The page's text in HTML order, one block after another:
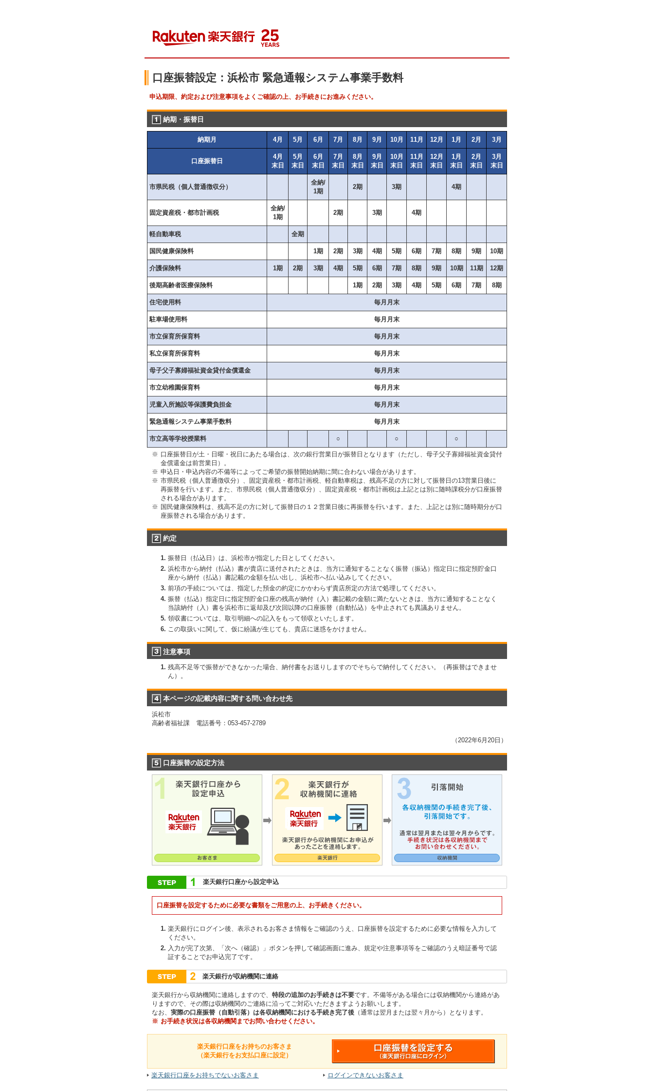
口座振替設定：浜松市 緊急通報システム事業手数料
申込期限、約定および注意事項をよくご確認の上、お手続きにお進みください。
納期・振替日
納期月 4月 5月 6月 7月 8月 9月 10月 11月 12月 1月 2月 3月
口座振替日
4月
末日
5月
末日
6月
末日
7月
末日
8月
末日
9月
末日
10月
末日
11月
末日
12月
末日
1月
末日
2月
末日
3月
末日
市県民税（個人普通徴収分）
全納/
1期
2期 3期 4期
固定資産税・都市計画税
全納/
1期
2期 3期 4期
軽自動車税 全期
国民健康保険料 1期 2期 3期 4期 5期 6期 7期 8期 9期 10期
介護保険料 1期 2期 3期 4期 5期 6期 7期 8期 9期 10期 11期 12期
後期高齢者医療保険料 1期 2期 3期 4期 5期 6期 7期 8期
住宅使用料 毎月月末
駐車場使用料 毎月月末
市立保育所保育料 毎月月末
私立保育所保育料 毎月月末
母子父子寡婦福祉資金貸付金償還金 毎月月末
市立幼稚園保育料 毎月月末
児童入所施設等保護費負担金 毎月月末
緊急通報システム事業手数料 毎月月末
市立高等学校授業料 ○ ○ ○
※ 口座振替日が土・日曜・祝日にあたる場合は、次の銀行営業日が振替日となります（ただし、母子父子寡婦福祉資金貸付
金償還金は前営業日）。
※ 申込日・申込内容の不備等によってご希望の振替開始納期に間に合わない場合があります。
※ 市県民税（個人普通徴収分）、固定資産税・都市計画税、軽自動車税は、残高不足の方に対して振替日の13営業日後に
再振替を行います。また、市県民税（個人普通徴収分）、固定資産税・都市計画税は上記とは別に随時課税分が口座振替
される場合があります。
※ 国民健康保険料は、残高不足の方に対して振替日の１２営業日後に再振替を行います。また、上記とは別に随時期分が口
座振替される場合があります。
約定
振替日（払込日）は、浜松市が指定した日としてください。
浜松市から納付（払込）書が貴店に送付されたときは、当方に通知することなく振替（振込）指定日に指定預貯金口
座から納付（払込）書記載の金額を払い出し、浜松市へ払い込みしてください。
前項の手続については、指定した預金の約定にかかわらず貴店所定の方法で処理してください。
振替（払込）指定日に指定預貯金口座の残高が納付（入）書記載の金額に満たないときは、当方に通知することなく
当該納付（入）書を浜松市に返却及び次回以降の口座振替（自動払込）を中止されても異議ありません。
領収書については、取引明細への記入をもって領収といたします。
この取扱いに関して、仮に紛議が生じても、貴店に迷惑をかけません。
注意事項
残高不足等で振替ができなかった場合、納付書をお送りしますのでそちらで納付してください。（再振替はできませ
ん）。
本ページの記載内容に関する問い合わせ先
浜松市
高齢者福祉課 電話番号：053-457-2789
（2022年6月20日）
口座振替の設定方法
楽天銀行口座から設定申込
口座振替を設定するために必要な書類をご用意の上、お手続きください。
楽天銀行にログイン後、表示されるお客さま情報をご確認のうえ、口座振替を設定するために必要な情報を入力して
ください。
入力が完了次第、「次へ（確認）」ボタンを押して確認画面に進み、規定や注意事項等をご確認のうえ暗証番号で認
証することでお申込完了です。
楽天銀行が収納機関に連絡
楽天銀行から収納機関に連絡しますので、 特段の追加のお手続きは不要です。不備等がある場合には収納機関から連絡があ
りますので、その際は収納機関のご連絡に沿ってご対応いただきますようお願いします。
なお、 実際の口座振替（自動引落）は各収納機関における手続き完了後 （通常は翌月または翌々月から）となります。
※ お手続き状況は各収納機関までお問い合わせください。
楽天銀行口座をお持ちのお客さま
（楽天銀行をお支払口座に設定）
楽天銀行口座をお持ちでないお客さま ログインできないお客さま